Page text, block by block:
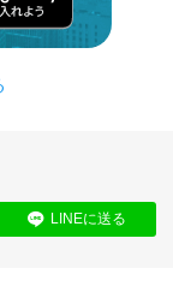
LINEに送る